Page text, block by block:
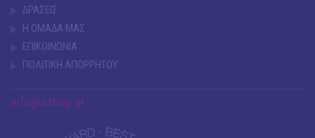
ΔΡΑΣΕΙΣ
Η ΟΜΑΔΑ ΜΑΣ
ΕΠΙΚΟΙΝΩΝΙΑ
ΠΟΛΙΤΙΚΗ ΑΠΟΡΡΗΤΟΥ
info@debop.gr